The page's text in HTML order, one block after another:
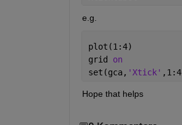
e.g.
plot(1:4)
grid on
set(gca, 'Xtick'
Hope that helps